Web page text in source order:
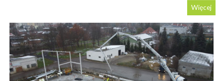
torów kartingowych w Polsce!…Tory E1GOKART to przede wszystkim
mnóstwo przestrzeni, dbałość o najdrobniejsze szczegóły, nowatorskie
podejście oraz misja do propagowania motor sportu w Polsce i zagranicą.
Zróżnicowane specyfikacje torów gwarantują ogrom emocji i rozwój
kierowców. Tory są przygotowane w standardzie, który pozwala na
organizowanie światowych zawodów kartingowych, a obsługiwane są przez
najnowocześniejsze i najbezpieczniejsze technologie.
Więcej